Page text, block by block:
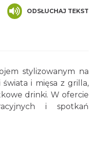
ODSŁUCHAJ TEKST
stylizowanym na
i mięsa z grilla,
drinki. W ofercie
i spotkań